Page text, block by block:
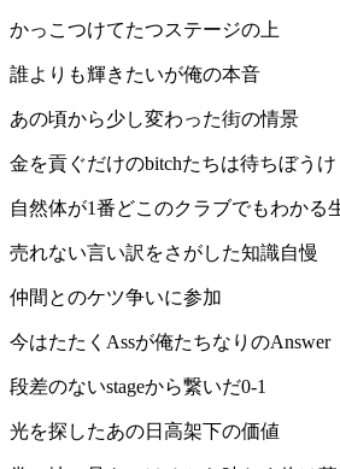
かっこつけてたつステージの上
誰よりも輝きたいが俺の本音
あの頃から少し変わった街の情景
金を貢ぐだけのbitchたちは待ちぼうけ
自然体が1番どこのクラブでもわかる
売れない言い訳をさがした知識自慢
仲間とのケツ争いに参加
今はたたくAssが俺たちなりのAnswer
段差のないstageから繋いだ0-1
光を探したあの日高架下の価値